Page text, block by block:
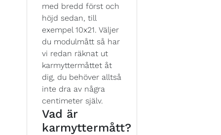
med bredd först och
höjd sedan, till
exempel 10x21. Väljer
du modulmått så har
vi redan räknat ut
karmyttermåttet åt
dig, du behöver alltså
inte dra av några
centimeter själv.
Vad är
karmyttermått?